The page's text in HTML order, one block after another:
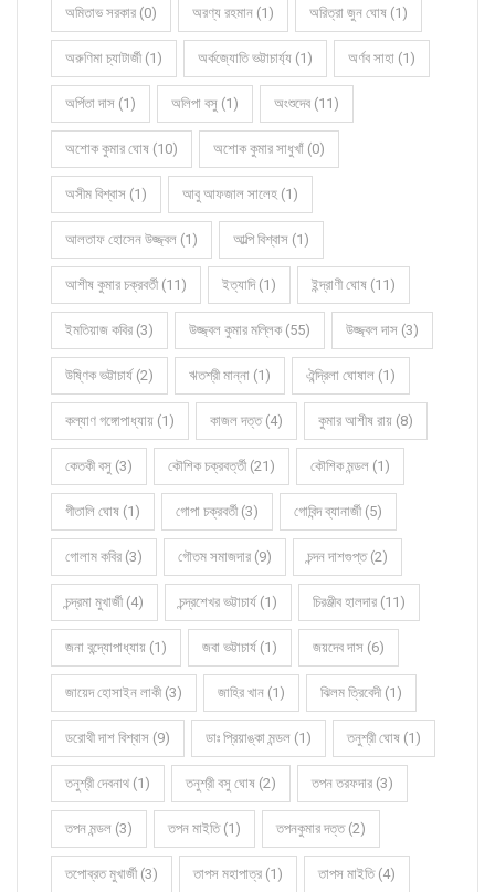
অমিতাভ সরকার (0) অরণ্য রহমান (1) অরিত্রা জুন ঘোষ (1)
অরুণিমা চ্যাটার্জী (1) অর্কজ্যোতি ভট্টাচার্য্য (1) অর্ণব সাহা (1)
অর্পিতা দাস (1) অলিপা বসু (1) অংশুদেব (11)
অশোক কুমার ঘোষ (10) অশোক কুমার সাধুখাঁ (0)
অসীম বিশ্বাস (1) আবু আফজাল সালেহ (1)
আলতাফ হোসেন উজ্জ্বল (1) আল্পি বিশ্বাস (1)
আশীষ কুমার চক্রবর্তী (11) ইত্যাদি (1) ইন্দ্রাণী ঘোষ (11)
ইমতিয়াজ কবির (3) উজ্জ্বল কুমার মল্লিক (55) উজ্জ্বল দাস (3)
উষ্ণিক ভট্টাচার্য (2) ঋতশ্রী মান্না (1) ঐন্দ্রিলা ঘোষাল (1)
কল্যাণ গঙ্গোপাধ্যায় (1) কাজল দত্ত (4) কুমার আশীষ রায় (8)
কেতকী বসু (3) কৌশিক চক্রবর্ত্তী (21) কৌশিক মন্ডল (1)
গীতালি ঘোষ (1) গোপা চক্রবর্তী (3) গোবিন্দ ব্যানার্জী (5)
গোলাম কবির (3) গৌতম সমাজদার (9) চন্দন দাশগুপ্ত (2)
চন্দ্রমা মুখার্জী (4) চন্দ্রশেখর ভট্টাচার্য (1) চিরঞ্জীব হালদার (11)
জনা বন্দ্যোপাধ্যায় (1) জবা ভট্টাচার্য (1) জয়দেব দাস (6)
জায়েদ হোসাইন লাকী (3) জাহির খান (1) ঝিলম ত্রিবেদী (1)
ডরোথী দাশ বিশ্বাস (9) ডাঃ প্রিয়াঙ্কা মন্ডল (1) তনুশ্রী ঘোষ (1)
তনুশ্রী দেবনাথ (1) তনুশ্রী বসু ঘোষ (2) তপন তরফদার (3)
তপন মন্ডল (3) তপন মাইতি (1) তপনকুমার দত্ত (2)
তপোব্রত মুখার্জী (3) তাপস মহাপাত্র (1) তাপস মাইতি (4)